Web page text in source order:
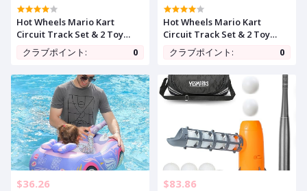
Hot Wheels Mario Kart
Circuit Track Set & 2 Toy
Vehicles, Racing Playset
Includes Booster, Plus Mario
Exclusive)
クラブポイント: 0
Hot Wheels Mario Kart
Circuit Track Set & 2 Toy
Vehicles, Racing Playset
Includes Booster, Plus Mario
Exclusive)
クラブポイント: 0
$36.26 $83.86